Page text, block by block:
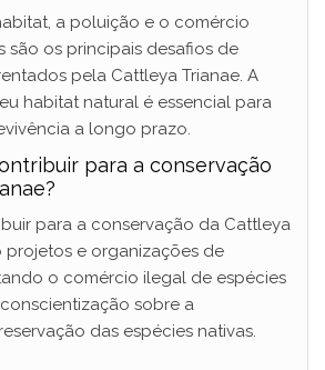
a poluição e o comércio
são os principais desafios de
pela Cattleya Trianae. A
habitat natural é essencial para
a longo prazo.
para a conservação
para a conservação da Cattleya
projetos e organizações de
o comércio ilegal de espécies
sobre a
das espécies nativas.